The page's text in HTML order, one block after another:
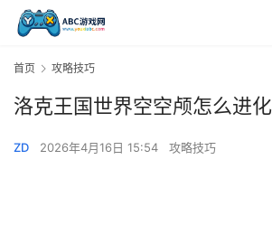
首页 攻略技巧
洛克王国世界空空颅怎么进化
ZD 2026年4月16日 15:54 攻略技巧